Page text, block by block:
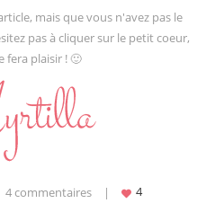
mais que vous n'avez pas le
pas à cliquer sur le petit coeur,
fera plaisir ! 🙂
4 commentaires |